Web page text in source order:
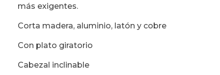
más exigentes.
Corta madera, aluminio, latón y cobre
Con plato giratorio
Cabezal inclinable